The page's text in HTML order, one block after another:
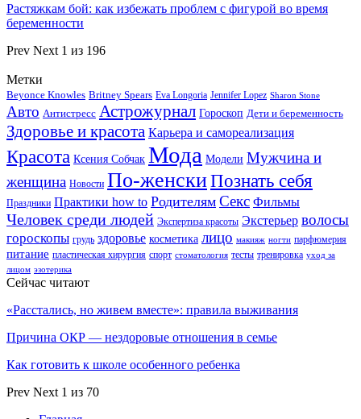
Растяжкам бой: как избежать проблем с фигурой во время
беременности
Prev Next 1 из 196
Метки
Beyonce Knowles Britney Spears Eva Longoria Jennifer Lopez Sharon Stone
Авто Антистресс Астрожурнал Гороскоп Дети и беременность
Здоровье и красота Карьера и самореализация
Красота Ксения Собчак Мода Модели Мужчина и
женщина Новости По-женскиПознать себя
Праздники Практики how to Родителям Секс Фильмы
Человек среди людей Экспертиза красоты Экстерьер волосы
гороскопы грудь здоровье косметика лицо макияж ногти парфюмерия
питание пластическая хирургия спорт стоматология тесты тренировка уход за
лицом эзотерика
Сейчас читают
«Расстались, но живем вместе»: правила выживания
Причина ОКР — нездоровые отношения в семье
Как готовить к школе особенного ребенка
Prev Next 1 из 70